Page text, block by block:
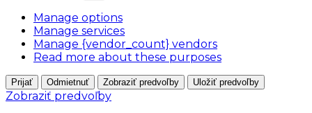
Manage options
Manage services
Manage {vendor_count} vendors
Read more about these purposes
Prijať Odmietnuť Zobraziť predvoľby Uložiť predvoľby
Zobraziť predvoľby